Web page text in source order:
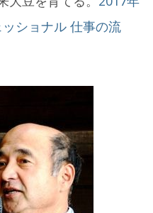
ショナル 仕事の流